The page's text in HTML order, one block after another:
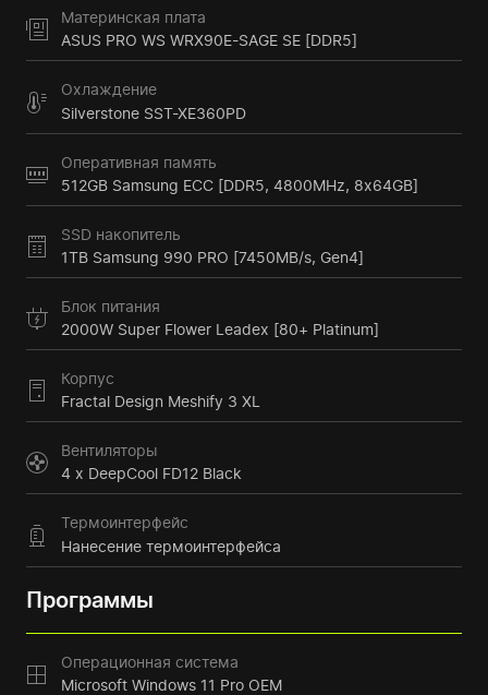
Материнская плата
ASUS PRO WS WRX90E-SAGE SE [DDR5]
Охлаждение
Silverstone SST-XE360PD
Оперативная память
512GB Samsung ECC [DDR5, 4800MHz, 8x64GB]
SSD накопитель
1TB Samsung 990 PRO [7450MB/s, Gen4]
Блок питания
2000W Super Flower Leadex [80+ Platinum]
Корпус
Fractal Design Meshify 3 XL
Вентиляторы
4 x DeepCool FD12 Black
Термоинтерфейс
Нанесение термоинтерфейса
Программы
Операционная система
Microsoft Windows 11 Pro OEM